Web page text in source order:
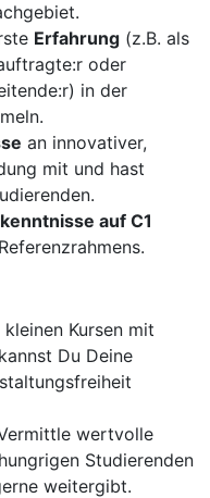
Erfahrung (z.B. als
oder
in der
an innovativer,
mit und hast
auf C1
kleinen Kursen mit
Du Deine
wertvolle
Studierenden
weitergibt.